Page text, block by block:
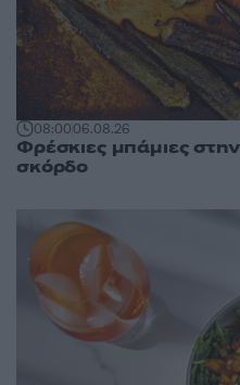
08:0006.08.26
Φρέσκιες μπάμιες
σκόρδο